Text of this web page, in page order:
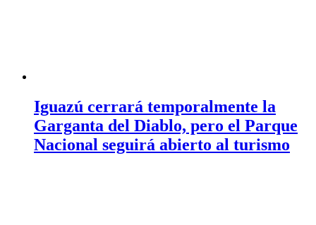
Iguazú cerrará temporalmente la
Garganta del Diablo, pero el Parque
Nacional seguirá abierto al turismo